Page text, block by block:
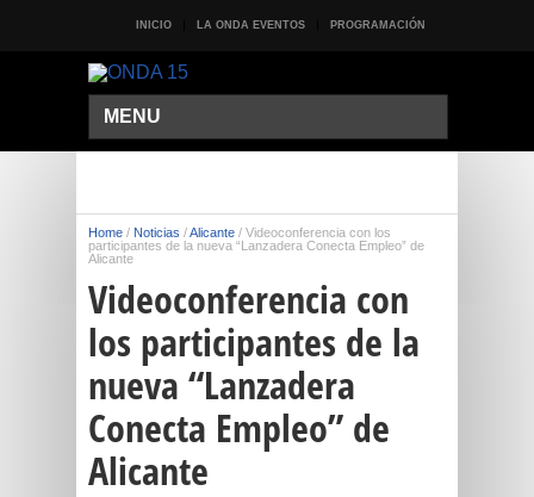
INICIO LA ONDA EVENTOS PROGRAMACIÓN
MENU
Home / Noticias /Alicante / Videoconferencia con los
participantes de la nueva “Lanzadera Conecta Empleo” de
Alicante
Videoconferencia con
los participantes de la
nueva “Lanzadera
Conecta Empleo” de
Alicante